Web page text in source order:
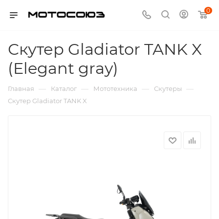
0
Скутер Gladiator TANK X
(Elegant gray)
Главная — Каталог — Мототехника — Скутеры —
Скутер Gladiator TANK X